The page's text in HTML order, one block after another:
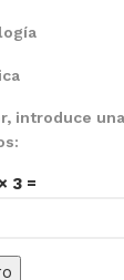
introduce
3 =